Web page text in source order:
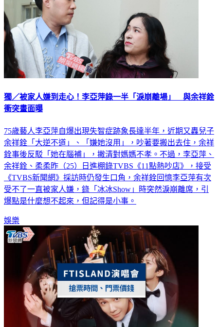
獨／被家人嫌到走心！李亞萍錄一半「淚崩離場」 與余祥銓
衝突畫面曝
75歲藝人李亞萍自爆出現失智症跡象長達半年，近期又轟兒子
余祥銓「大逆不道」、「嫌她沒用」，吵著要搬出去住，余祥
銓事後反駁「她在腦補」，撇清對媽媽不孝。不過，李亞萍、
余祥銓、柔柔昨（25）日進棚錄TVBS《11點熱吵店》，接受
《TVBS新聞網》採訪時仍發生口角，余祥銓回憶李亞萍有次
受不了一直被家人嫌，錄「冰冰Show」時突然淚崩離席，引
爆點是什麼想不起來，但記得是小事。
娛樂